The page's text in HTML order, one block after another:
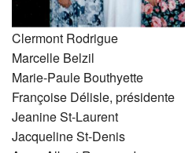
Clermont Rodrigue
Marcelle Belzil
Marie-Paule Bouthyette
Françoise Délisle, présidente
Jeanine St-Laurent
Jacqueline St-Denis